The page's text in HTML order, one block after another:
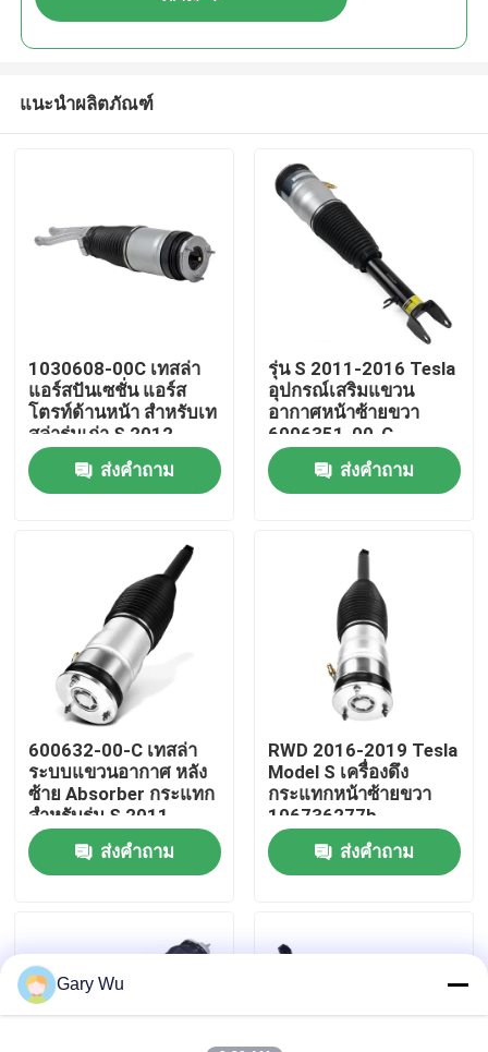
บ้าน
สินค้า
เกี่ยวกับเรา
ทัวร์โรงงาน
ควบคุมคุณภาพ
ติดต่อเรา
กรณี
แนะนำผลิตภัณฑ์
1030608-00C เทสล่า
แอร์สปันเซชั่น แอร์ส
โตรท์ด้านหน้า สําหรับเท
สล่ารุ่นเก่า S 2012-
2015
ส่งคำถาม
รุ่น S 2011-2016 Tesla
อุปกรณ์เสริมแขวน
อากาศหน้าซ้ายขวา
6006351-00-C
ส่งคำถาม
600632-00-C เทสล่า
ระบบแขวนอากาศ หลัง
ซ้าย Absorber กระแทก
สําหรับรุ่น S 2011-
2016
ส่งคำถาม
RWD 2016-2019 Tesla
Model S เครื่องดึง
กระแทกหน้าซ้ายขวา
106736277b
ส่งคำถาม
Gary Wu